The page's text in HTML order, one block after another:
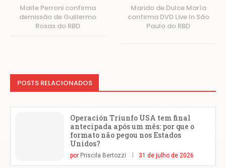
Maite Perroni confirma
demissão de Guillermo
Rosas do RBD
Marido de Dulce María
confirma DVD Live In São
Paulo do RBD
POSTS RELACIONADOS
Operación Triunfo USA tem final
antecipada após um mês: por que o
formato não pegou nos Estados
Unidos?
por Priscila Bertozzi 31 de julho de 2026